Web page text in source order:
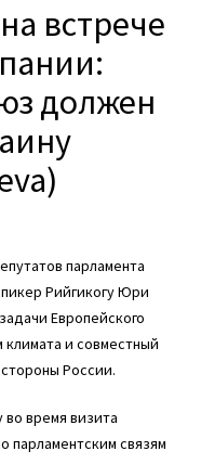
встрече
должен
парламента
РийгикогуЮри
Европейского
и совместный
России.
время визита
парламентским связям